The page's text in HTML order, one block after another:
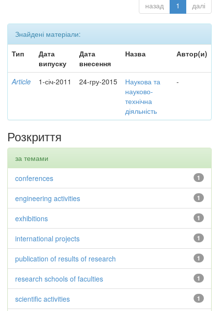
назад 1 далі
Знайдені матеріали:
Тип
Дата
випуску
Дата
внесення
Назва Автор(и)
Article 1-січ-2011 24-гру-2015
Наукова та
науково-
технічна
діяльність
-
Розкриття
за темами
1
conferences
1
engineering activities
1
exhibitions
1
international projects
1
publication of results of research
1
research schools of faculties
1
scientific activities